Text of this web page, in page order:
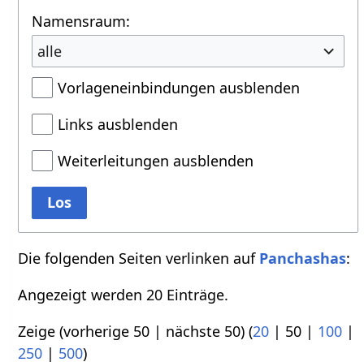
Namensraum:
alle
Vorlageneinbindungen ausblenden
Links ausblenden
Weiterleitungen ausblenden
Los
Die folgenden Seiten verlinken auf Panchashas:
Angezeigt werden 20 Einträge.
Zeige (vorherige 50 | nächste 50) (20 | 50 | 100 |
250 | 500)